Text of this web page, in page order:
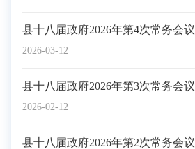
2026-03-12
县十八届政府2026年第4次常务会议
2026-02-12
县十八届政府2026年第3次常务会议
县十八届政府2026年第2次常务会议